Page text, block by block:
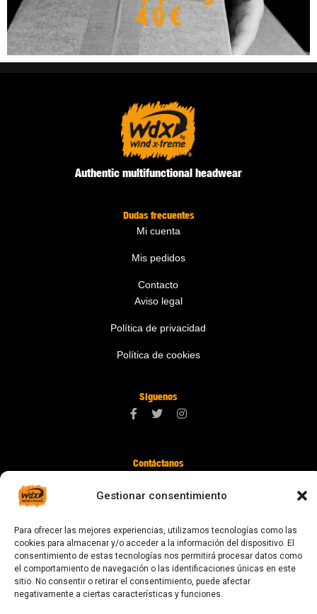
Gestionar consentimiento
Para ofrecer las mejores experiencias, utilizamos tecnologías como las
cookies para almacenar y/o acceder a la información del dispositivo. El
consentimiento de estas tecnologías nos permitirá procesar datos como
el comportamiento de navegación o las identificaciones únicas en este
sitio. No consentir o retirar el consentimiento, puede afectar
negativamente a ciertas características y funciones.
Authentic multifunctional headwear
Dudas frecuentes
Mi cuenta
Mis pedidos
Contacto
Aviso legal
Política de privacidad
Política de cookies
Síguenos
Contáctanos
08024 Barcelona
© 2023 Todos los derechos reservados